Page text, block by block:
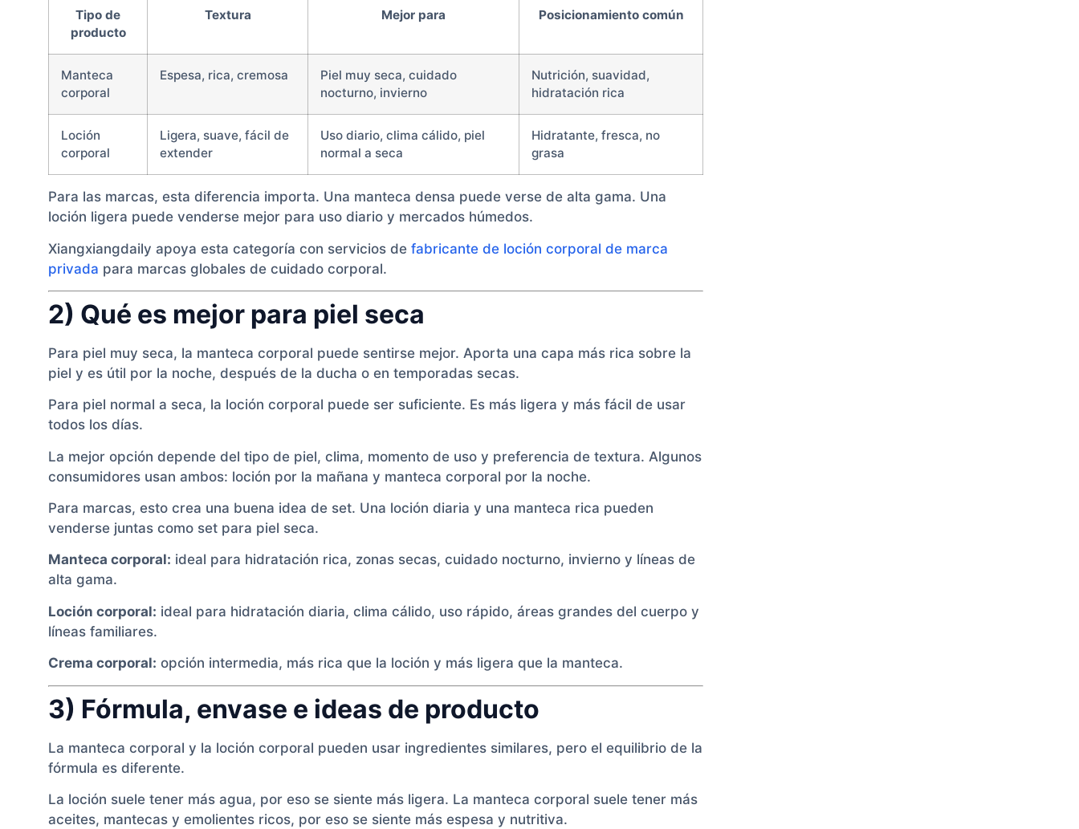
Tipo de
producto
Textura Mejor para Posicionamiento común
Manteca
corporal
Espesa, rica, cremosa
Piel muy seca, cuidado
nocturno, invierno
Nutrición, suavidad,
hidratación rica
Loción
corporal
Ligera, suave, fácil de
extender
Uso diario, clima cálido, piel
normal a seca
Hidratante, fresca, no
grasa
Para las marcas, esta diferencia importa. Una manteca densa puede verse de alta gama. Una
loción ligera puede venderse mejor para uso diario y mercados húmedos.
Xiangxiangdaily apoya esta categoría con servicios de fabricante de loción corporal de marca
privada para marcas globales de cuidado corporal.
2) Qué es mejor para piel seca
Para piel muy seca, la manteca corporal puede sentirse mejor. Aporta una capa más rica sobre la
piel y es útil por la noche, después de la ducha o en temporadas secas.
Para piel normal a seca, la loción corporal puede ser suficiente. Es más ligera y más fácil de usar
todos los días.
La mejor opción depende del tipo de piel, clima, momento de uso y preferencia de textura. Algunos
consumidores usan ambos: loción por la mañana y manteca corporal por la noche.
Para marcas, esto crea una buena idea de set. Una loción diaria y una manteca rica pueden
venderse juntas como set para piel seca.
Manteca corporal: ideal para hidratación rica, zonas secas, cuidado nocturno, invierno y líneas de
alta gama.
Loción corporal: ideal para hidratación diaria, clima cálido, uso rápido, áreas grandes del cuerpo y
líneas familiares.
Crema corporal: opción intermedia, más rica que la loción y más ligera que la manteca.
3) Fórmula, envase e ideas de producto
La manteca corporal y la loción corporal pueden usar ingredientes similares, pero el equilibrio de la
fórmula es diferente.
La loción suele tener más agua, por eso se siente más ligera. La manteca corporal suele tener más
aceites, mantecas y emolientes ricos, por eso se siente más espesa y nutritiva.